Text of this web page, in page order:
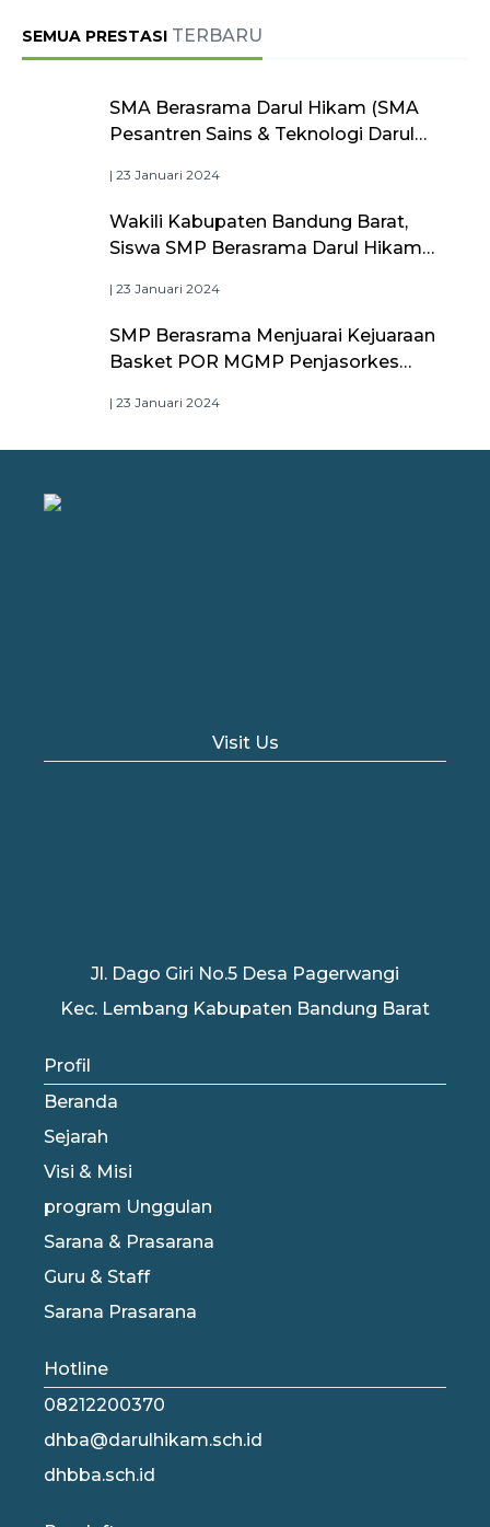
SEMUA PRESTASI TERBARU
SMA Berasrama Darul Hikam (SMA
Pesantren Sains & Teknologi Darul
PDM, Bukti Kualitas Pendidikan
Unggulan
| 23 Januari 2024
Wakili Kabupaten Bandung Barat,
Siswa SMP Berasrama Darul Hikam
Kemdikbudristek
| 23 Januari 2024
SMP Berasrama Menjuarai Kejuaraan
Basket POR MGMP Penjasorkes
| 23 Januari 2024
Visit Us
Jl. Dago Giri No.5 Desa Pagerwangi
Kec. Lembang Kabupaten Bandung Barat
Profil
Beranda
Sejarah
Visi & Misi
program Unggulan
Sarana & Prasarana
Guru & Staff
Sarana Prasarana
Hotline
08212200370
dhba@darulhikam.sch.id
dhbba.sch.id